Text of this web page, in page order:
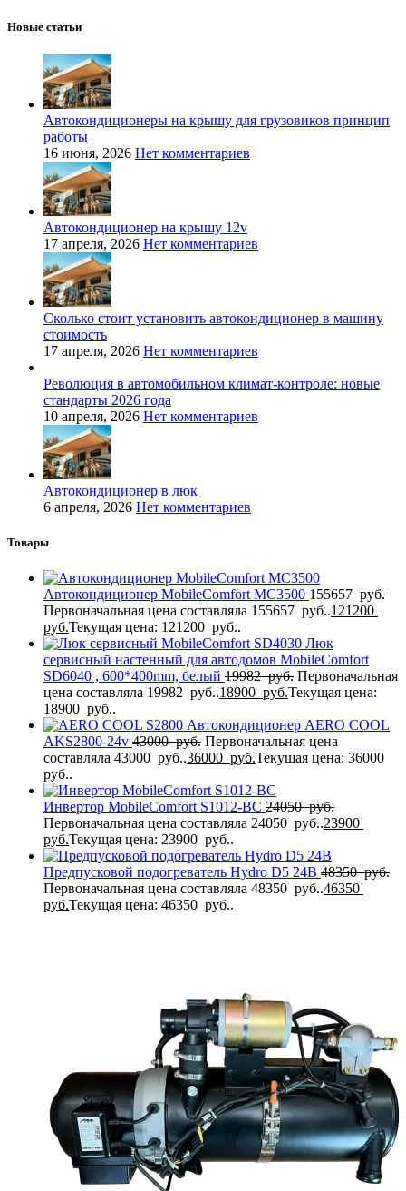
Новые статьи
Автокондиционеры на крышу для грузовиков принцип
работы
16 июня, 2026 Нет комментариев
Автокондиционер на крышу 12v
17 апреля, 2026 Нет комментариев
Сколько стоит установить автокондиционер в машину
стоимость
17 апреля, 2026 Нет комментариев
Революция в автомобильном климат-контроле: новые
стандарты 2026 года
10 апреля, 2026 Нет комментариев
Автокондиционер в люк
6 апреля, 2026 Нет комментариев
Товары
Автокондиционер MobileComfort MC3500 155657руб.
Первоначальная цена составляла 155657 руб..121200
руб.Текущая цена: 121200 руб..
Люк
сервисный настенный для автодомов MobileComfort
SD6040 , 600*400mm, белый 19982руб. Первоначальная
цена составляла 19982 руб..18900 руб.Текущая цена:
18900 руб..
Автокондиционер AERO COOL
AKS2800-24v 43000руб. Первоначальная цена
составляла 43000 руб..36000 руб.Текущая цена: 36000
руб..
Инвертор MobileComfort S1012-BC 24050руб.
Первоначальная цена составляла 24050 руб..23900
руб.Текущая цена: 23900 руб..
Предпусковой подогреватель Hydro D5 24В 48350руб.
Первоначальная цена составляла 48350 руб..46350
руб.Текущая цена: 46350 руб..